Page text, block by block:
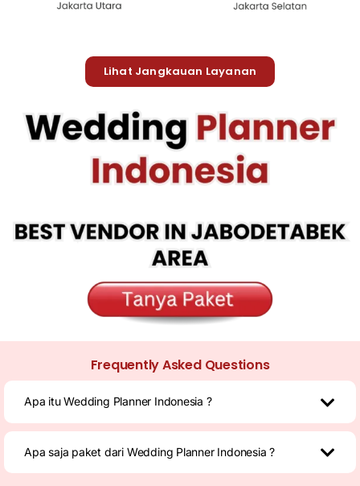
Lihat Jangkauan Layanan
Frequently Asked Questions
Apa itu Wedding Planner Indonesia ?
Apa saja paket dari Wedding Planner Indonesia ?